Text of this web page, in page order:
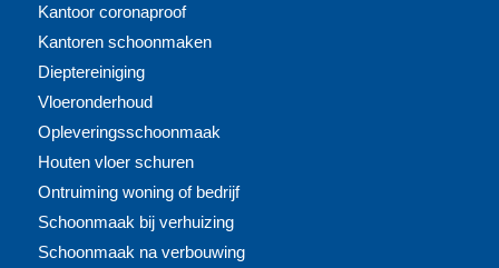
Kantoor coronaproof
Kantoren schoonmaken
Dieptereiniging
Vloeronderhoud
Opleveringsschoonmaak
Houten vloer schuren
Ontruiming woning of bedrijf
Schoonmaak bij verhuizing
Schoonmaak na verbouwing